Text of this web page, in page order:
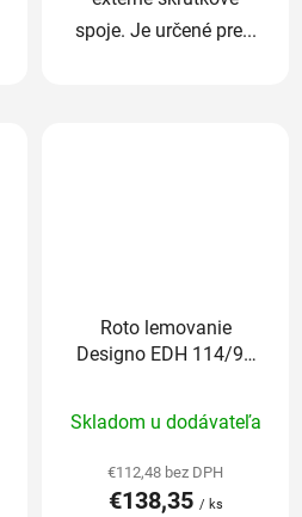
spoje. Je určené pre...
Roto lemovanie
Designo EDH 114/98
Skladom u dodávateľa
€112,48 bez DPH
€138,35 / ks